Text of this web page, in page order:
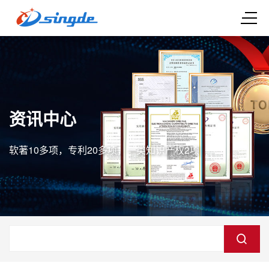
资讯中心
软著10多项，专利20多项，一类知识产权2项